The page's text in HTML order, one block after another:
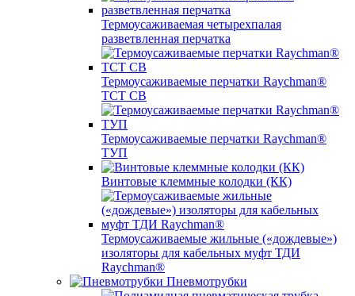
Термоусаживаемая четырехпалая
разветвленная перчатка
Термоусаживаемые перчатки Raychman®
TCT CB
Термоусаживаемые перчатки Raychman®
ТУП
Винтовые клеммные колодки (КК)
Термоусаживаемые жильные («дождевые»)
изоляторы для кабельных муфт ТДИ
Raychman®
Пневмотрубки